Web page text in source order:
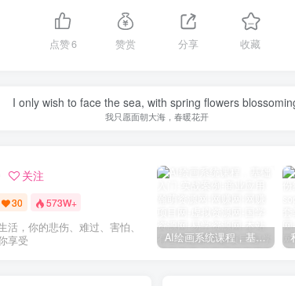
点赞6 赞赏 分享 收藏
I only wish to face the sea, with spring flowers
我只愿面朝大海，春暖花开
关注
30 573W+
活，你的悲伤、难过、害怕、
享受
AI绘画系统课程，基础入门-实战案例-商业应用